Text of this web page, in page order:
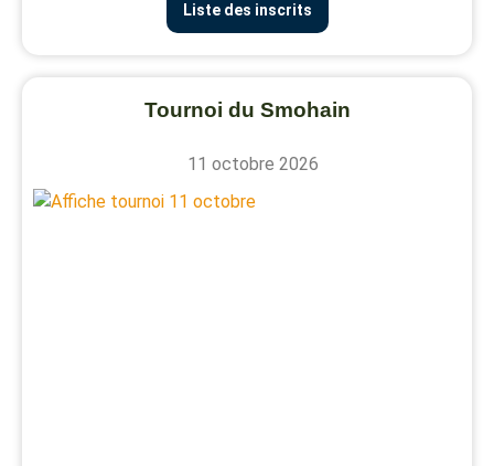
Liste des inscrits
Tournoi du Smohain
11 octobre 2026